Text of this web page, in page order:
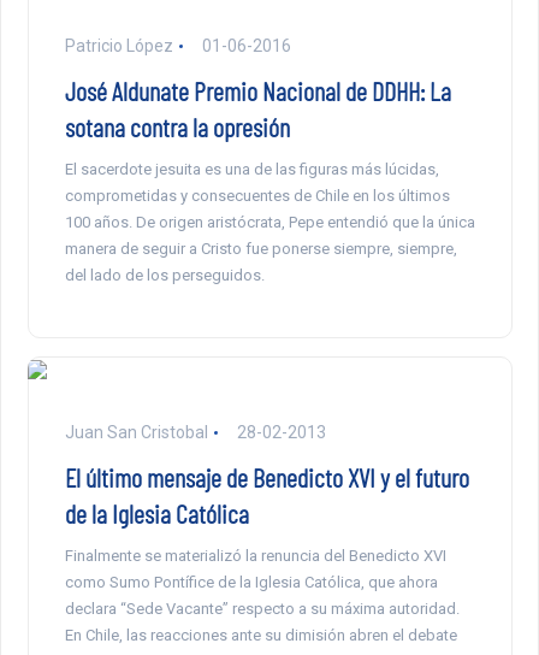
Patricio López 01-06-2016
José Aldunate Premio Nacional de DDHH: La
sotana contra la opresión
El sacerdote jesuita es una de las figuras más lúcidas,
comprometidas y consecuentes de Chile en los últimos
100 años. De origen aristócrata, Pepe entendió que la única
manera de seguir a Cristo fue ponerse siempre, siempre,
del lado de los perseguidos.
Juan San Cristobal 28-02-2013
El último mensaje de Benedicto XVI y el futuro
de la Iglesia Católica
Finalmente se materializó la renuncia del Benedicto XVI
como Sumo Pontífice de la Iglesia Católica, que ahora
declara “Sede Vacante” respecto a su máxima autoridad.
En Chile, las reacciones ante su dimisión abren el debate